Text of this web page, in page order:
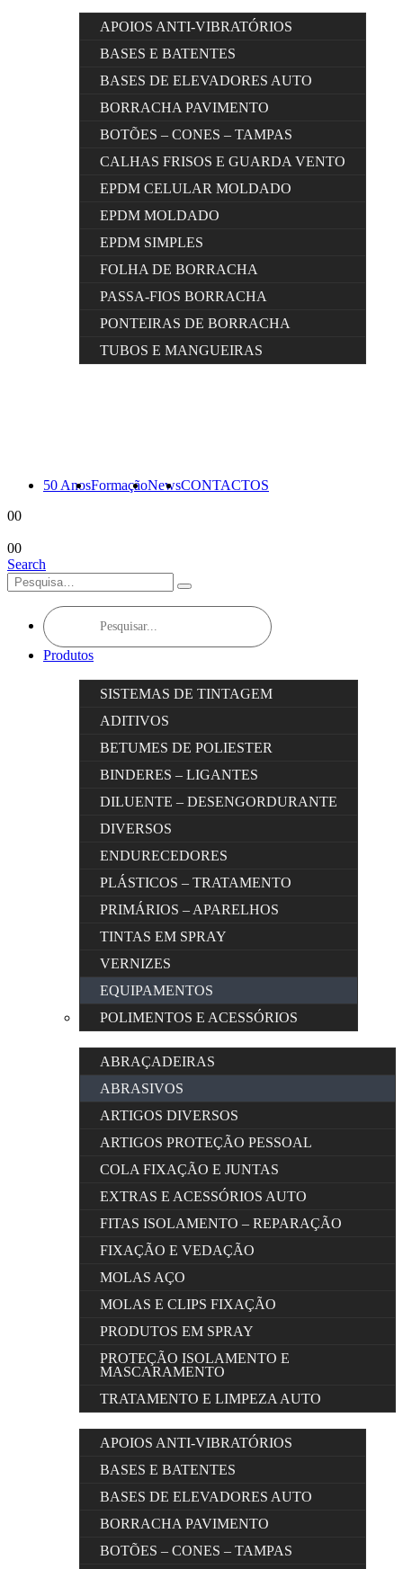
APOIOS ANTI-VIBRATÓRIOS
BASES E BATENTES
BASES DE ELEVADORES AUTO
BORRACHA PAVIMENTO
BOTÕES – CONES – TAMPAS
CALHAS FRISOS E GUARDA VENTO
EPDM CELULAR MOLDADO
EPDM MOLDADO
EPDM SIMPLES
FOLHA DE BORRACHA
PASSA-FIOS BORRACHA
PONTEIRAS DE BORRACHA
TUBOS E MANGUEIRAS
50 AnosFormaçãoNewsCONTACTOS
00
00
Search
Products
search
Produtos
SISTEMAS DE TINTAGEM
ADITIVOS
BETUMES DE POLIESTER
BINDERES – LIGANTES
DILUENTE – DESENGORDURANTE
DIVERSOS
ENDURECEDORES
PLÁSTICOS – TRATAMENTO
PRIMÁRIOS – APARELHOS
TINTAS EM SPRAY
VERNIZES
EQUIPAMENTOS
POLIMENTOS E ACESSÓRIOS
ABRAÇADEIRAS
ABRASIVOS
ARTIGOS DIVERSOS
ARTIGOS PROTEÇÃO PESSOAL
COLA FIXAÇÃO E JUNTAS
EXTRAS E ACESSÓRIOS AUTO
FITAS ISOLAMENTO – REPARAÇÃO
FIXAÇÃO E VEDAÇÃO
MOLAS AÇO
MOLAS E CLIPS FIXAÇÃO
PRODUTOS EM SPRAY
PROTEÇÃO ISOLAMENTO E
MASCARAMENTO
TRATAMENTO E LIMPEZA AUTO
APOIOS ANTI-VIBRATÓRIOS
BASES E BATENTES
BASES DE ELEVADORES AUTO
BORRACHA PAVIMENTO
BOTÕES – CONES – TAMPAS